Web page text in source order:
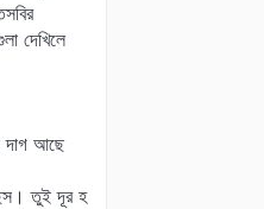
দেখিলে
দাগ আছে
তুই দূর হ